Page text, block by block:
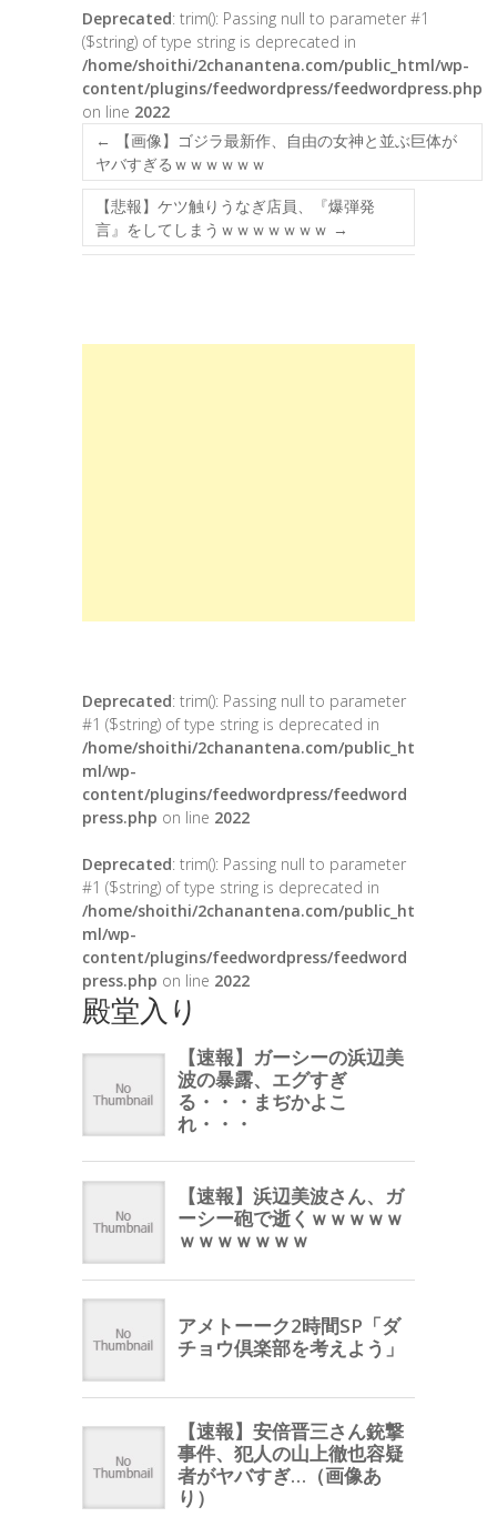
Deprecated: trim(): Passing null to parameter #1
($string) of type string is deprecated in
/home/shoithi/2chanantena.com/public_html/wp-
content/plugins/feedwordpress/feedwordpress.php
on line 2022
←
【画像】ゴジラ最新作、自由の女神と並ぶ巨体が
ヤバすぎるｗｗｗｗｗｗ
【悲報】ケツ触りうなぎ店員、『爆弾発
言』をしてしまうｗｗｗｗｗｗｗ →
Deprecated: trim(): Passing null to parameter
#1 ($string) of type string is deprecated in
/home/shoithi/2chanantena.com/public_ht
ml/wp-
content/plugins/feedwordpress/feedword
press.php on line 2022
Deprecated: trim(): Passing null to parameter
#1 ($string) of type string is deprecated in
/home/shoithi/2chanantena.com/public_ht
ml/wp-
content/plugins/feedwordpress/feedword
press.php on line 2022
殿堂入り